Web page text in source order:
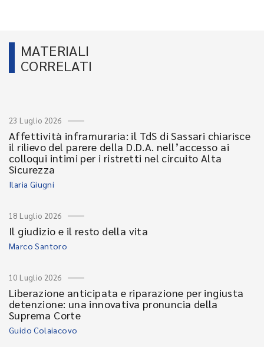
MATERIALI
CORRELATI
23 Luglio 2026
Affettività inframuraria: il TdS di Sassari chiarisce
il rilievo del parere della D.D.A. nell’accesso ai
colloqui intimi per i ristretti nel circuito Alta
Sicurezza
Ilaria Giugni
18 Luglio 2026
Il giudizio e il resto della vita
Marco Santoro
10 Luglio 2026
Liberazione anticipata e riparazione per ingiusta
detenzione: una innovativa pronuncia della
Suprema Corte
Guido Colaiacovo